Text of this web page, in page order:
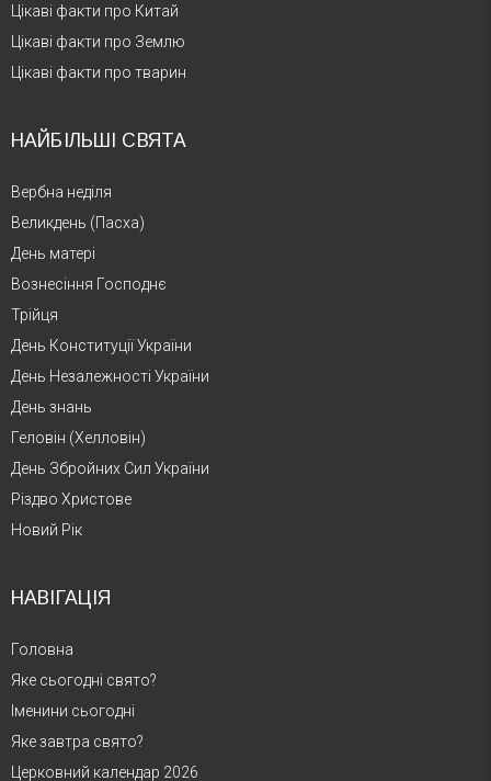
Цікаві факти про Китай
Цікаві факти про Землю
Цікаві факти про тварин
НАЙБІЛЬШІ СВЯТА
Вербна неділя
Великдень (Пасха)
День матері
Вознесіння Господнє
Трійця
День Конституції України
День Незалежності України
День знань
Геловін (Хелловін)
День Збройних Сил України
Різдво Христове
Новий Рік
НАВІГАЦІЯ
Головна
Яке сьогодні свято?
Іменини сьогодні
Яке завтра свято?
Церковний календар 2026